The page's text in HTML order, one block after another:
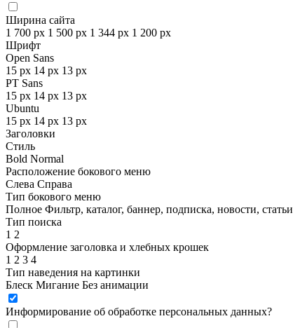
Ширина сайта
1 700 px 1 500 px 1 344 px 1 200 px
Шрифт
Open Sans
15 px 14 px 13 px
PT Sans
15 px 14 px 13 px
Ubuntu
15 px 14 px 13 px
Заголовки
Стиль
Bold Normal
Расположение бокового меню
Слева Справа
Тип бокового меню
Полное Фильтр, каталог, баннер, подписка, новости, статьи
Тип поиска
1 2
Оформление заголовка и хлебных крошек
1 2 3 4
Тип наведения на картинки
Блеск Мигание Без анимации
Информирование об обработке персональных данных?